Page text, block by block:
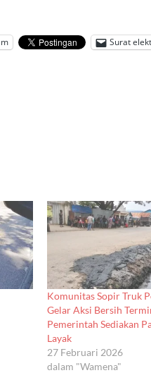
Surat
Komunitas Sopir Truk
Gelar Aksi Bersih
Pemerintah Sediakan
Layak
27 Februari 2026
dalam "Wamena"